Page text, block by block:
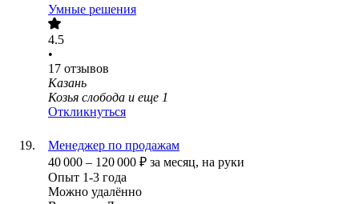
Умные решения
4.5
•
17 отзывов
Казань
Козья слобода и еще 1
Откликнуться
Менеджер по продажам
40 000 – 120 000 ₽ за месяц, на руки
Опыт 1-3 года
Можно удалённо